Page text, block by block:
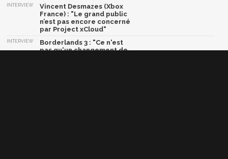
INTERVIEW
Vincent Desmazes (Xbox
France) : "Le grand public
n’est pas encore concerné
par Project xCloud"
INTERVIEW
Borderlands 3 : "Ce n'est
pas qu'un changement de